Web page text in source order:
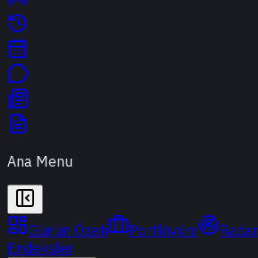
Ana Menu
Günün Özeti Portföyüm Radar
Endeksler